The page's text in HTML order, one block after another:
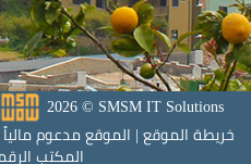
SMSM IT Solutions
©
2026
خريطة الموقع| الموقع مدعوم
المكتب